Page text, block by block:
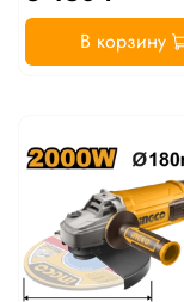
В корзину